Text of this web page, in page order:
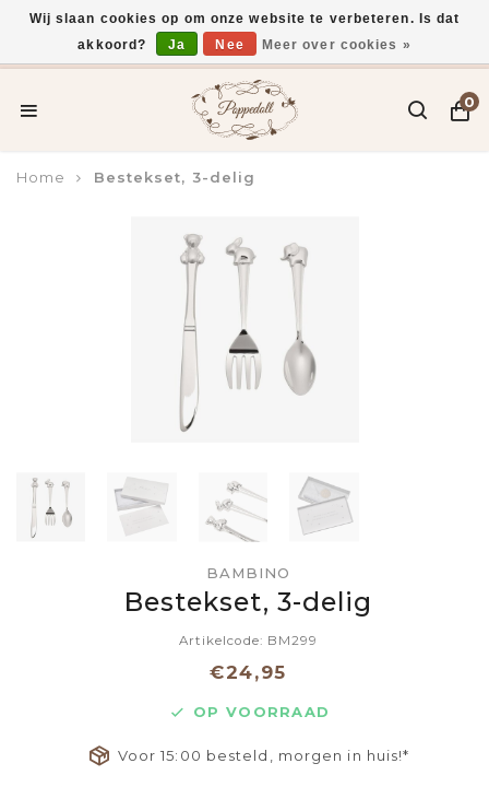
Voor 15:00 uur besteld, vandaag verzonden*
0
Home Bestekset, 3-delig
BAMBINO
Bestekset, 3-delig
Artikelcode: BM299
€24,95
OP VOORRAAD
Voor 15:00 besteld, morgen in huis!*
Wij slaan cookies op om onze website te verbeteren. Is dat
akkoord?
Ja Nee Meer over cookies »